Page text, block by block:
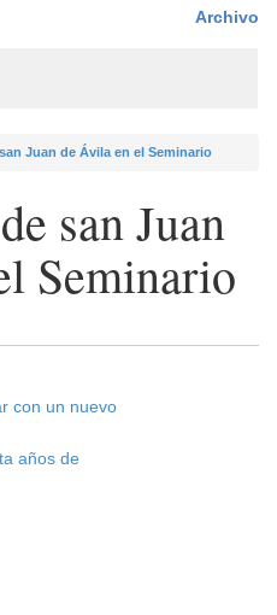
Archivo
Juan de Ávila en el Seminario
san Juan
Seminario
con un nuevo
años de